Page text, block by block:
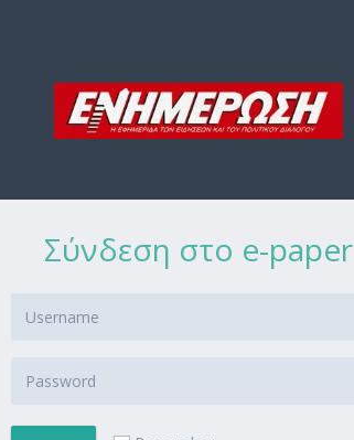
Σύνδεση στο e-paper